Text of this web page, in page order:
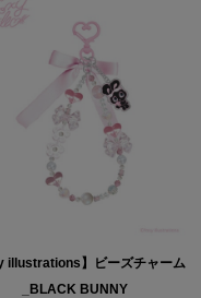
illustrations】ビーズチャーム
_BLACK BUNNY